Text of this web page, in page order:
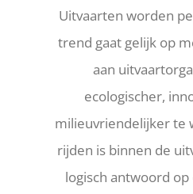
Uitvaarten worden
trend gaat gelijk op
aan
ecologischer,
milieuvriendelijker te
rijden is binnen de
logisch antwoord